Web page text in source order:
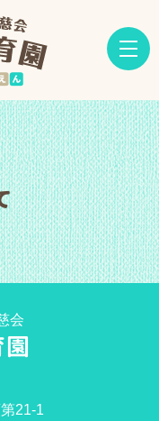
会
21-1